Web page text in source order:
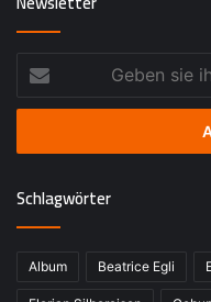
sie
ihre
Mailadresse
Schlagwörter
Album Beatrice Egli